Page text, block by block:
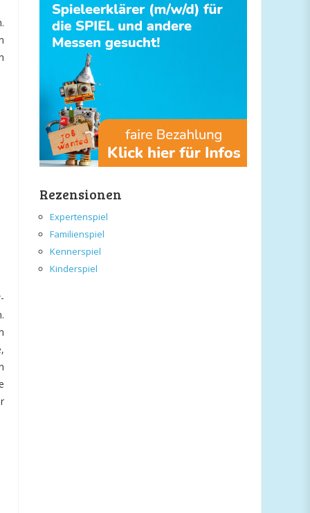
Rezensionen
Expertenspiel
Familienspiel
Kennerspiel
Kinderspiel